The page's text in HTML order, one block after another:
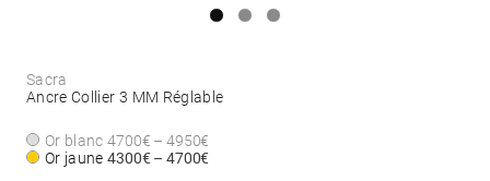
Sacra
Ancre Collier 3 MM Réglable
Or blanc4700€ – 4950€
Or jaune4300€ – 4700€